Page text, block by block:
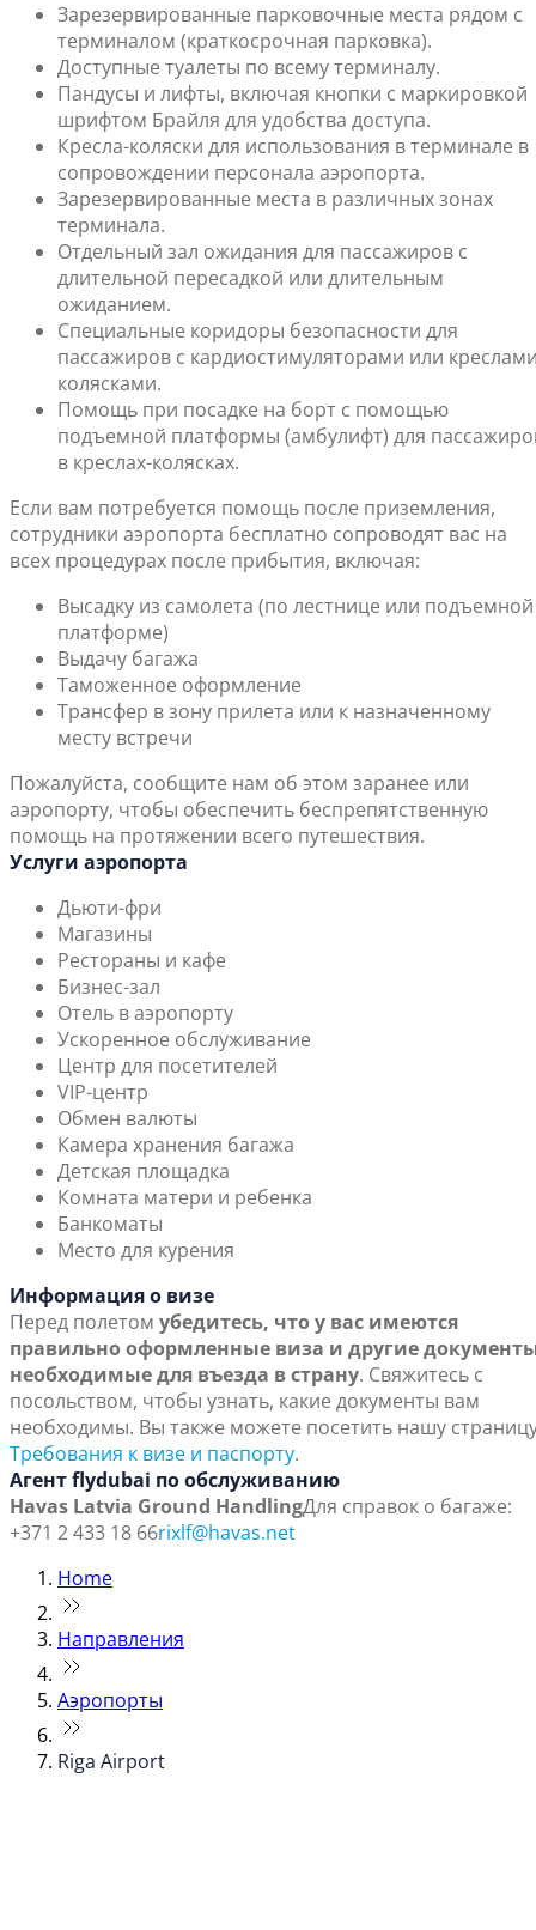
Зарезервированные парковочные места рядом с
терминалом (краткосрочная парковка).
Доступные туалеты по всему терминалу.
Пандусы и лифты, включая кнопки с маркировкой
шрифтом Брайля для удобства доступа.
Кресла-коляски для использования в терминале в
сопровождении персонала аэропорта.
Зарезервированные места в различных зонах
терминала.
Отдельный зал ожидания для пассажиров с
длительной пересадкой или длительным
ожиданием.
Специальные коридоры безопасности для
пассажиров с кардиостимуляторами или
колясками.
Помощь при посадке на борт с помощью
подъемной платформы (амбулифт) для
в креслах-колясках.
Если вам потребуется помощь после приземления,
сотрудники аэропорта бесплатно сопроводят вас на
всех процедурах после прибытия, включая:
Высадку из самолета (по лестнице или подъемной
платформе)
Выдачу багажа
Таможенное оформление
Трансфер в зону прилета или к назначенному
месту встречи
Пожалуйста, сообщите нам об этом заранее или
аэропорту, чтобы обеспечить беспрепятственную
помощь на протяжении всего путешествия.
Услуги аэропорта
Дьюти-фри
Магазины
Рестораны и кафе
Бизнес-зал
Отель в аэропорту
Ускоренное обслуживание
Центр для посетителей
VIP-центр
Обмен валюты
Камера хранения багажа
Детская площадка
Комната матери и ребенка
Банкоматы
Место для курения
Информация о визе
Перед полетом убедитесь, что у вас имеются
правильно оформленные виза и другие
необходимые для въезда в страну. Свяжитесь с
посольством, чтобы узнать, какие документы вам
необходимы. Вы также можете посетить нашу
Требования к визе и паспорту.
Агент flydubai по обслуживанию
Havas Latvia Ground HandlingДля справок о багаже:
+371 2 433 18 66rixlf@havas.net
Home
Направления
Аэропорты
Riga Airport